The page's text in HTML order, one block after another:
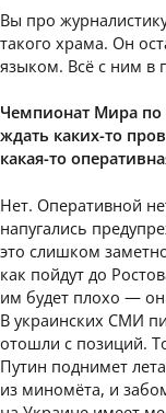
Вы про
такого храма. Он
языком. Всё с ним в
Чемпионат Мира по
ждать каких-то
какая-то
Нет. Оперативной
напугались
это слишком
как пойдут до
им будет плохо —
В украинских СМИ
отошли с позиций.
Путин поднимет
из миномёта, и